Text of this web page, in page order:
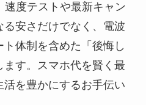
度テストや最新キャン
安さだけでなく、電波
体制を含めた「後悔し
す。スマホ代を賢く最
を豊かにするお手伝い